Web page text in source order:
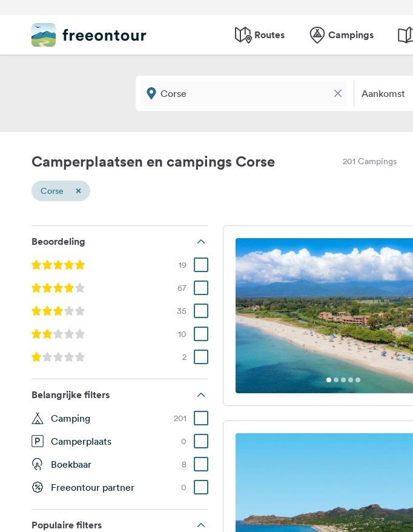
Routes Campings
Aankomst
Camperplaatsen en campings Corse 201 Campings
Corse ×
Beoordeling
19
67
35
10
2
Belangrijke filters
Camping 201
Camperplaats 0
Boekbaar 8
Freeontour partner 0
Populaire filters